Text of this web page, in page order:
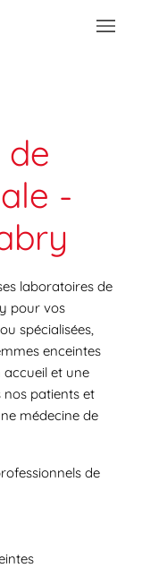
-
laboratoires de
pour vos
spécialisées,
enceintes
et une
nos patients et
médecine de
de